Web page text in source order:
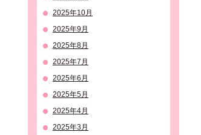
2025年10月
2025年9月
2025年8月
2025年7月
2025年6月
2025年5月
2025年4月
2025年3月